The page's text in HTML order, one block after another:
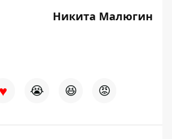
Никита Малюгин
♥ 😭 😆 😡